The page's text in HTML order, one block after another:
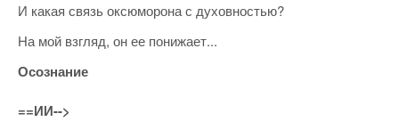
И какая связь оксюморона с духовностью?
На мой взгляд, он ее понижает...
Осознание
==ИИ-->